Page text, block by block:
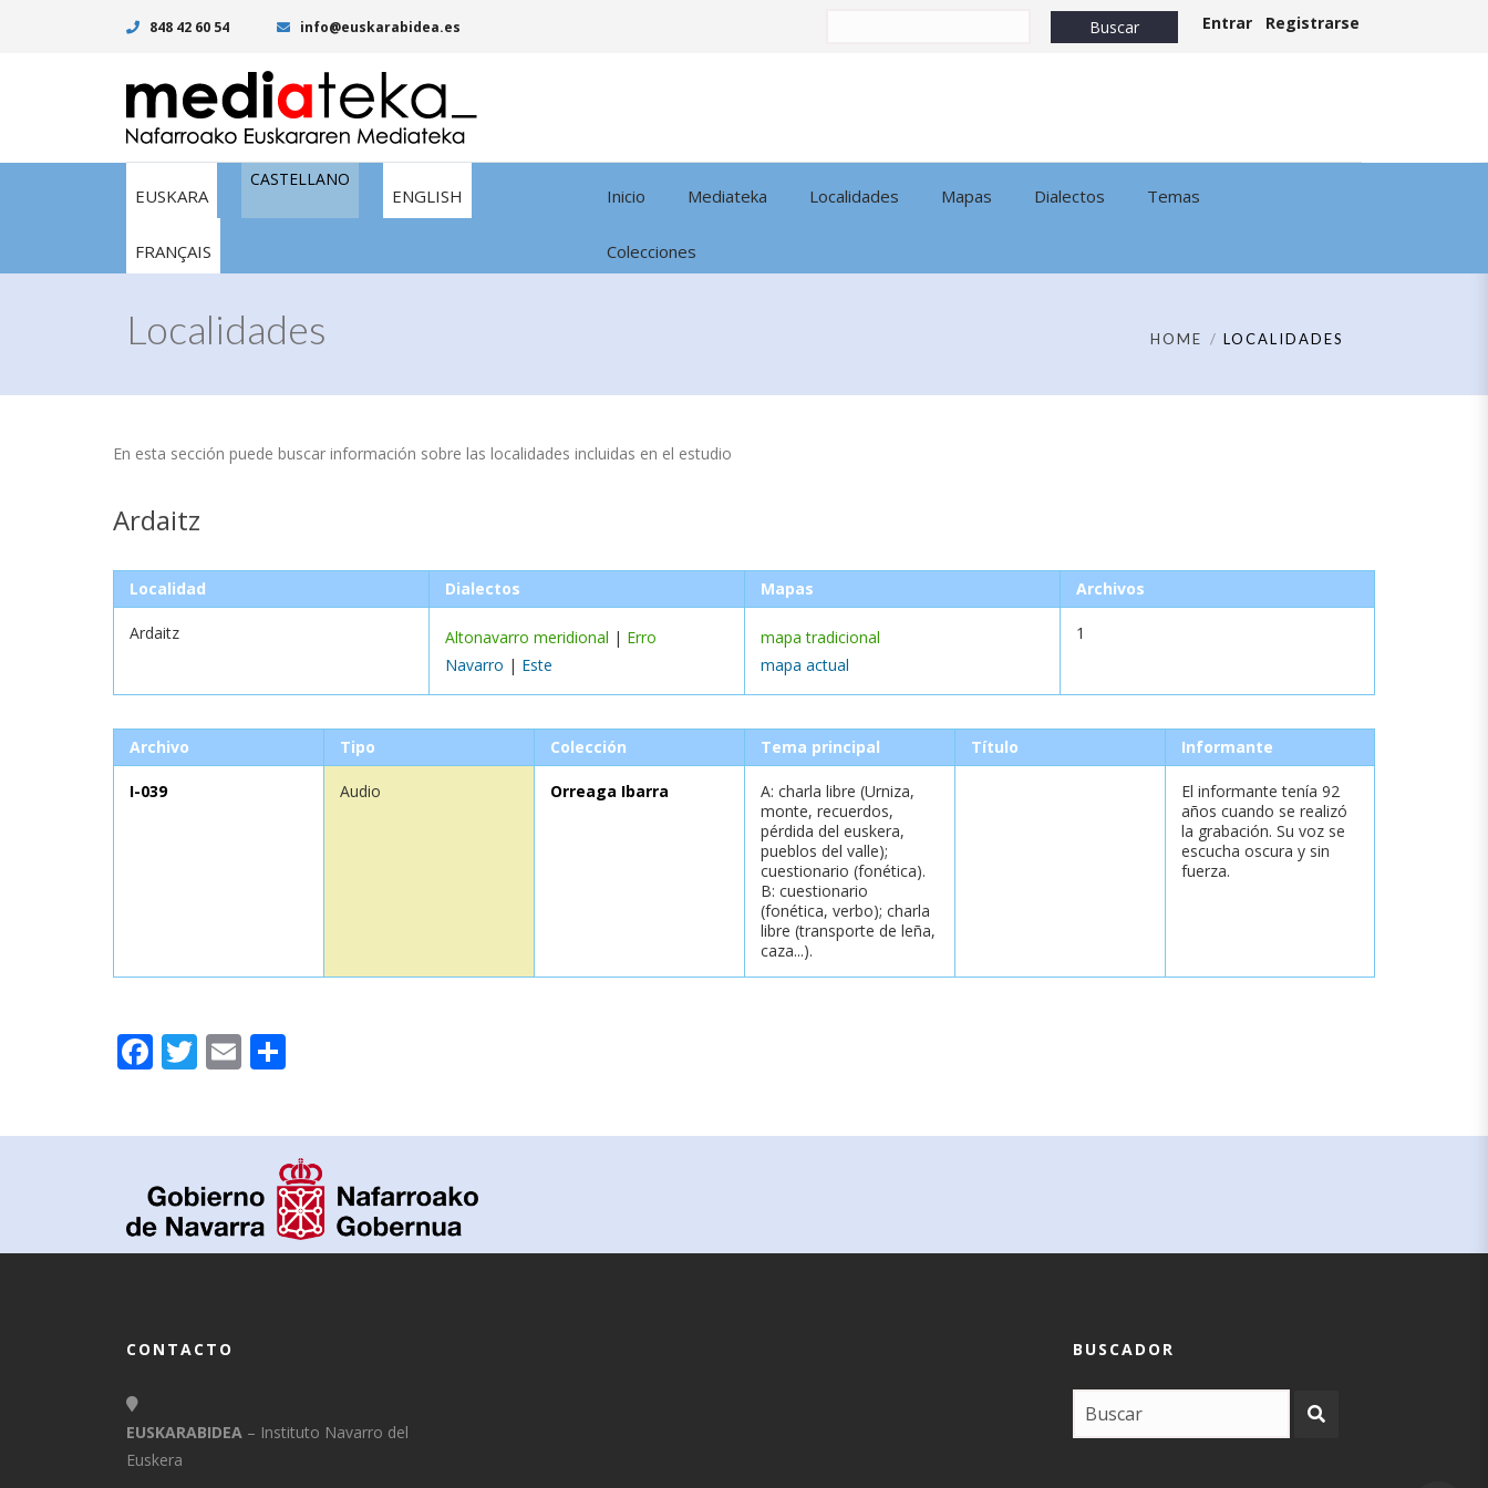
848 42 60 54 info@euskarabidea.es Entrar Registrarse
EUSKARA
CASTELLANO
ENGLISH
FRANÇAIS
Inicio Mediateka Localidades Mapas Dialectos Temas
Colecciones
Localidades HOME LOCALIDADES
En esta sección puede buscar información sobre las localidades incluidas en el estudio
Ardaitz
Localidad Dialectos Mapas Archivos
Ardaitz Altonavarro meridional | Erro
Navarro | Este
mapa tradicional
mapa actual
1
Archivo Tipo Colección Tema principal Título Informante
I-039 Audio Orreaga Ibarra
A: charla libre (Urniza,
monte, recuerdos,
pérdida del euskera,
pueblos del valle);
cuestionario (fonética).
B: cuestionario
(fonética, verbo); charla
libre (transporte de leña,
caza...).
El informante tenía 92
años cuando se realizó
la grabación. Su voz se
escucha oscura y sin
fuerza.
Facebook
Twitter
Email
CONTACTO
EUSKARABIDEA – Instituto Navarro del
Euskera
BUSCADOR